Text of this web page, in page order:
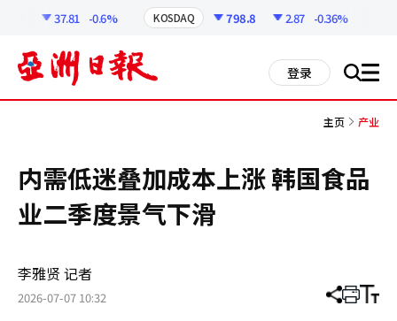
37.81 -0.6% KOSDAQ 798.8 2.87 -0.36%
登录 搜 all
主页 产业
内需低迷叠加成本上涨 韩国食品
业二季度景气下滑
李雅贤 记者
2026-07-07 10:32 分 打 调